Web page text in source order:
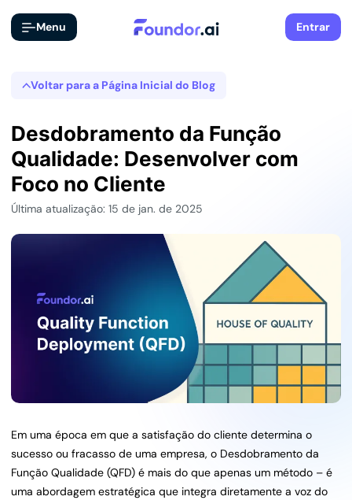
Menu Entrar
Voltar para a Página Inicial do Blog
Desdobramento da Função
Qualidade: Desenvolver com
Foco no Cliente
Última atualização: 15 de jan. de 2025
Em uma época em que a satisfação do cliente determina o
sucesso ou fracasso de uma empresa, o Desdobramento da
Função Qualidade (QFD) é mais do que apenas um método – é
uma abordagem estratégica que integra diretamente a voz do